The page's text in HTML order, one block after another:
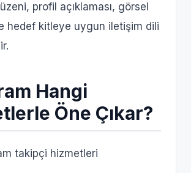
profil açıklaması, görsel
hedef kitleye uygun iletişim dili
Hangi
Öne Çıkar?
takipçi hizmetleri